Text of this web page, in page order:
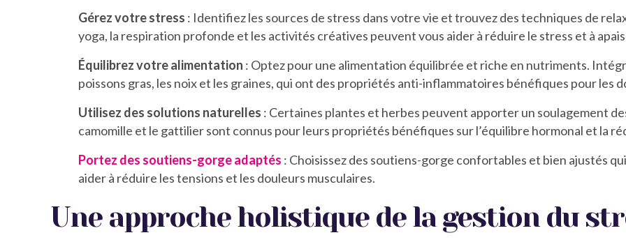
Gérez votre stress : Identifiez les sources de stress dans votre vie et trouvez des techniques de
yoga, la respiration profonde et les activités créatives peuvent vous aider à réduire le stress et à
Équilibrez votre alimentation : Optez pour une alimentation équilibrée et riche en nutriments.
poissons gras, les noix et les graines, qui ont des propriétés anti-inflammatoires bénéfiques pour les
Utilisez des solutions naturelles : Certaines plantes et herbes peuvent apporter un soulagement
camomille et le gattilier sont connus pour leurs propriétés bénéfiques sur l’équilibre hormonal et la
Portez des soutiens-gorge adaptés : Choisissez des soutiens-gorge confortables et bien ajustés
aider à réduire les tensions et les douleurs musculaires.
Une approche holistique de la gestion du